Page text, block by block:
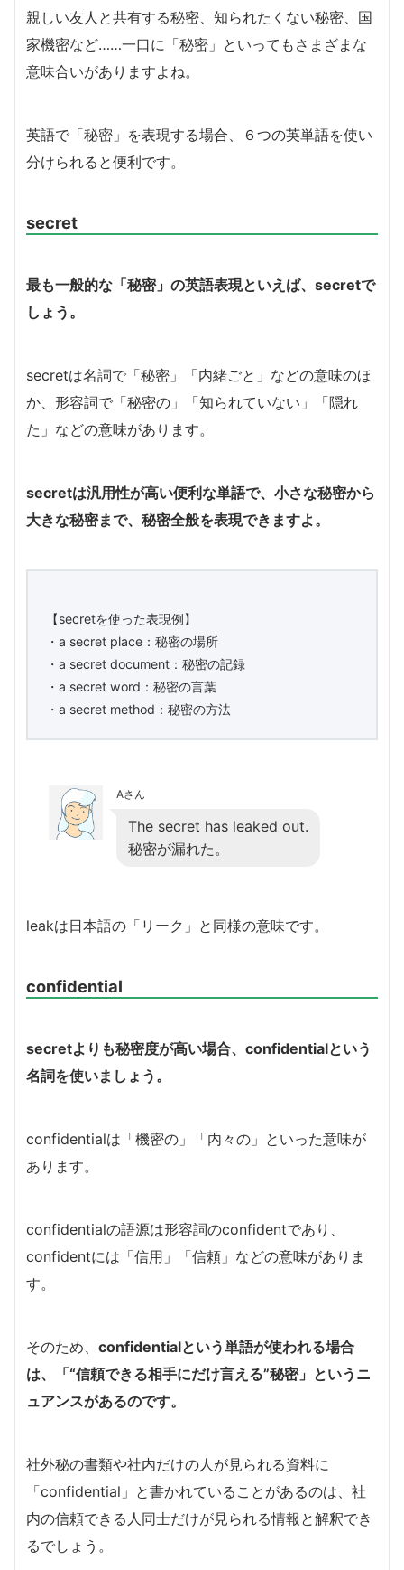
親しい友人と共有する秘密、知られたくない秘密、国
家機密など……一口に「秘密」といってもさまざまな
意味合いがありますよね。
英語で「秘密」を表現する場合、６つの英単語を使い
分けられると便利です。
secret
最も一般的な「秘密」の英語表現といえば、secretで
しょう。
secretは名詞で「秘密」「内緒ごと」などの意味のほ
か、形容詞で「秘密の」「知られていない」「隠れ
た」などの意味があります。
secretは汎用性が高い便利な単語で、小さな秘密から
大きな秘密まで、秘密全般を表現できますよ。
【secretを使った表現例】
・a secret place：秘密の場所
・a secret document：秘密の記録
・a secret word：秘密の言葉
・a secret method：秘密の方法
Aさん
The secret has leaked out.
秘密が漏れた。
leakは日本語の「リーク」と同様の意味です。
confidential
secretよりも秘密度が高い場合、confidentialという
名詞を使いましょう。
confidentialは「機密の」「内々の」といった意味が
あります。
confidentialの語源は形容詞のconfidentであり、
confidentには「信用」「信頼」などの意味がありま
す。
そのため、 confidentialという単語が使われる場合
は、「“信頼できる相手にだけ言える”秘密」というニ
ュアンスがあるのです。
社外秘の書類や社内だけの人が見られる資料に
「confidential」と書かれていることがあるのは、社
内の信頼できる人同士だけが見られる情報と解釈でき
るでしょう。